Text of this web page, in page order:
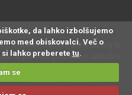
v spletni trgovini www.bartog.si
in pravilne podatke o artiklih v
neresnične oziroma neustrezne
na
DDV.
da lahko izbolšujemo
med obiskovalci. Več o
lahko preberete tu.
se